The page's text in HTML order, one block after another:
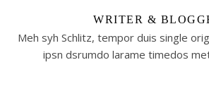
WRITER &
Meh syh Schlitz, tempor duis single
ipsn dsrumdo larame timedos